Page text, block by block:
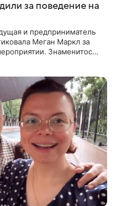
за поведение на
и предприниматель
Меган Маркл за
Знаменитость